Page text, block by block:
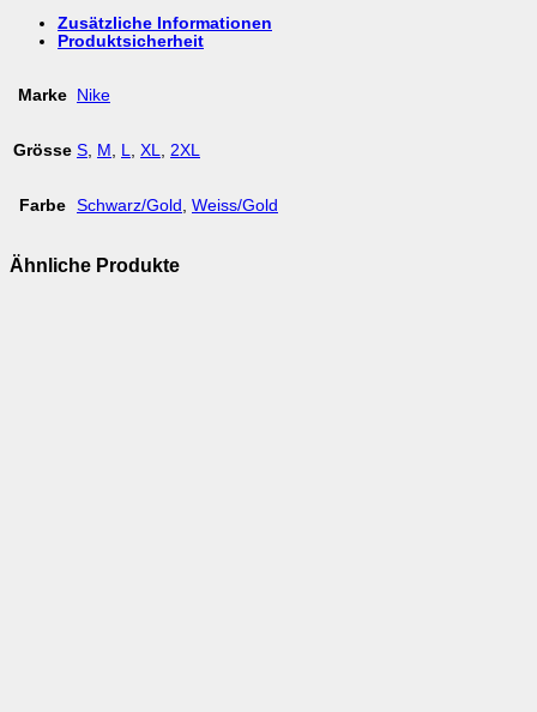
Zusätzliche Informationen
Produktsicherheit
Marke Nike
Grösse S, M , L, XL, 2XL
Farbe Schwarz/Gold , Weiss/Gold
Ähnliche Produkte